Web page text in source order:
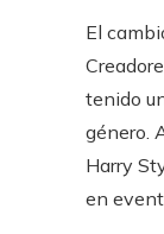
El
tenido
género.
Harry
en